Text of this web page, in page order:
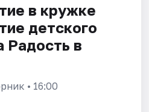
в кружке
детского
Радость в
• 16:00